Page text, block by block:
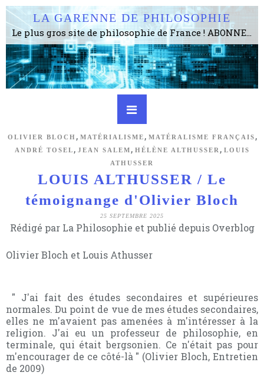
LA GARENNE DE PHILOSOPHIE
Le plus gros site de philosophie de France ! ABONNEZ-VOUS ! 4115 Articles, 1634 abonné·e·s, depuis 2006 . . . . . . . . 2 852 214 pages vues jusqu'à présent. Prestance et être apte à un plus grand nombre de choses.
OLIVIER BLOCH , MATÉRIALISME , MATÉRALISME FRANÇAIS ,
ANDRÉ TOSEL , JEAN SALEM , HÉLÈNE ALTHUSSER , LOUIS
ATHUSSER
LOUIS ALTHUSSER / Le
témoignange d'Olivier Bloch
25 SEPTEMBRE 2025
Rédigé par La Philosophie et publié depuis Overblog
Olivier Bloch et Louis Athusser
" J'ai fait des études secondaires et supérieures
normales. Du point de vue de mes études secondaires,
elles ne m'avaient pas amenées à m'intéresser à la
religion. J'ai eu un professeur de philosophie, en
terminale, qui était bergsonien. Ce n'était pas pour
m'encourager de ce côté-là " (Olivier Bloch, Entretien
de 2009)